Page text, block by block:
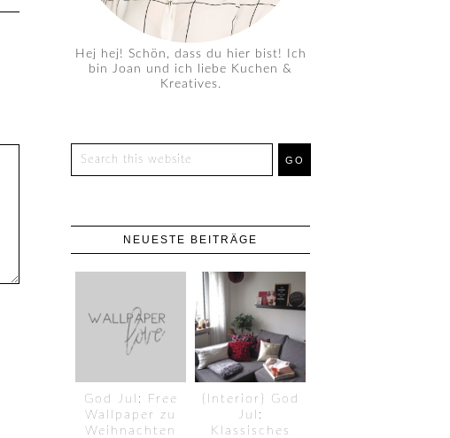
Hej hej! Schön, dass du hier bist! Ich
bin Joan und ich liebe Kuchen &
Kreatives.
NEUESTE BEITRÄGE
God Jul: Free
Wallpaper zu
Weihnachten
{Interior} God
Jul:
Klassisches